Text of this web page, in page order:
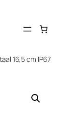
16,5 cm IP67